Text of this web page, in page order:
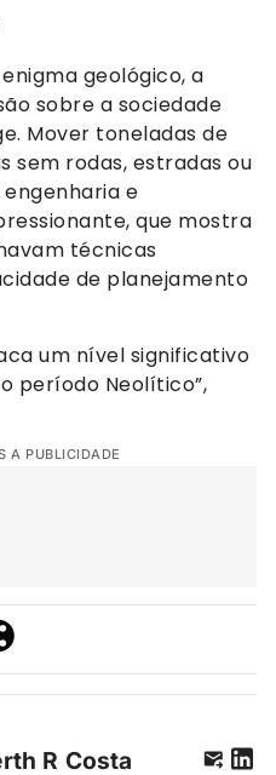
geológico, a
sobre a sociedade
Mover toneladas de
sem rodas, estradas ou
e
que mostra
técnicas
de planejamento
um nível significativo
período Neolítico”,
A PUBLICIDADE
R Costa